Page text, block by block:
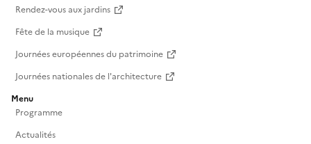
Rendez-vous aux jardins
Fête de la musique
Journées européennes du patrimoine
Journées nationales de l'architecture
Menu
Programme
Actualités